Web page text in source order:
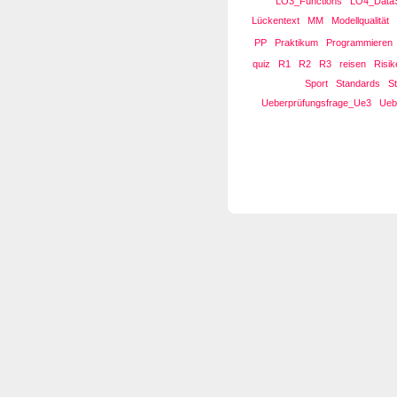
Lückentext
MM Modellqualität
PP Praktikum
Programmieren
quiz
R1 R2 R3 reisen
Sport
Standards
Ueberprüfungsfrage_Ue3